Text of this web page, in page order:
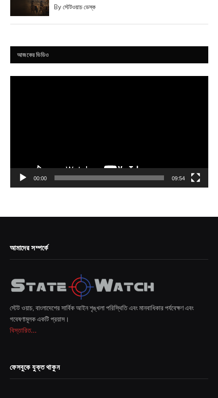
By স্টেটওয়াচ ডেস্ক
আজকের ভিডিও
00:00 09:54
আমাদের সম্পর্কে
স্টেট ওয়াচ, বাংলাদেশের সার্বিক আইন শৃঙ্খলা পরিস্থিতি এবং মানবাধিকার পর্যবেক্ষণ এবং
গবেষণামূলক একটি প্রয়াস।
বিস্তারিত...
ফেসবুকে যুক্ত থাকুন